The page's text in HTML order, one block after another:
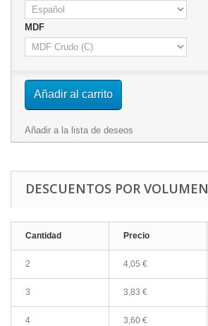
MDF
Añadir al carrito
Añadir a la lista de deseos
DESCUENTOS POR VOLUMEN
Cantidad Precio
2 4,05 €
3 3,83 €
4 3,60 €